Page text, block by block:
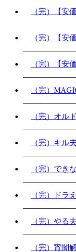
（完）【安
（完）【安
（完）【安
（完）
（完）オル
（完）キル
（完）でき
（完）ドラ
（完）やる
（完）宵闇